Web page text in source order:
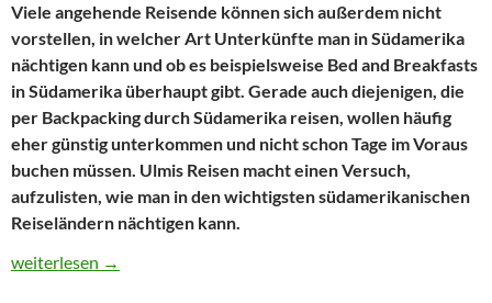
Viele angehende Reisende können sich außerdem nicht
vorstellen, in welcher Art Unterkünfte man in Südamerika
nächtigen kann und ob es beispielsweise Bed and Breakfasts
in Südamerika überhaupt gibt. Gerade auch diejenigen, die
per Backpacking durch Südamerika reisen, wollen häufig
eher günstig unterkommen und nicht schon Tage im Voraus
buchen müssen. Ulmis Reisen macht einen Versuch,
aufzulisten, wie man in den wichtigsten südamerikanischen
Reiseländern nächtigen kann.
Unterkünfte Südamerika – Bed and Breakfast, private Pension,
weiterlesen →